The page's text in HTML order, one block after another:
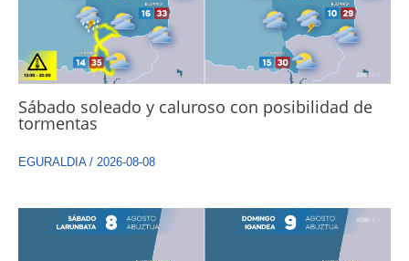
Sábado soleado y caluroso con posibilidad de
tormentas
EGURALDIA/ 2026-08-08